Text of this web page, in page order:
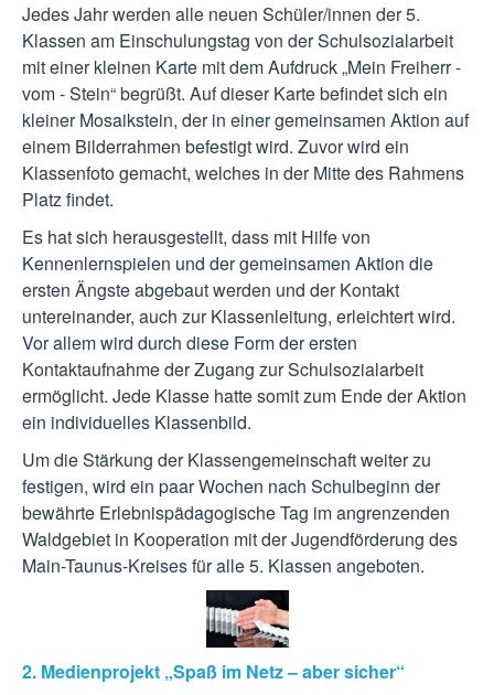
Jedes Jahr werden alle neuen Schüler/innen der 5.
Klassen am Einschulungstag von der Schulsozialarbeit
mit einer kleinen Karte mit dem Aufdruck „Mein Freiherr -
vom - Stein“ begrüßt. Auf dieser Karte befindet sich ein
kleiner Mosaikstein, der in einer gemeinsamen Aktion auf
einem Bilderrahmen befestigt wird. Zuvor wird ein
Klassenfoto gemacht, welches in der Mitte des Rahmens
Platz findet.
Es hat sich herausgestellt, dass mit Hilfe von
Kennenlernspielen und der gemeinsamen Aktion die
ersten Ängste abgebaut werden und der Kontakt
untereinander, auch zur Klassenleitung, erleichtert wird.
Vor allem wird durch diese Form der ersten
Kontaktaufnahme der Zugang zur Schulsozialarbeit
ermöglicht. Jede Klasse hatte somit zum Ende der Aktion
ein individuelles Klassenbild.
Um die Stärkung der Klassengemeinschaft weiter zu
festigen, wird ein paar Wochen nach Schulbeginn der
bewährte Erlebnispädagogische Tag im angrenzenden
Waldgebiet in Kooperation mit der Jugendförderung des
Main-Taunus-Kreises für alle 5. Klassen angeboten.
2. Medienprojekt „Spaß im Netz – aber sicher“